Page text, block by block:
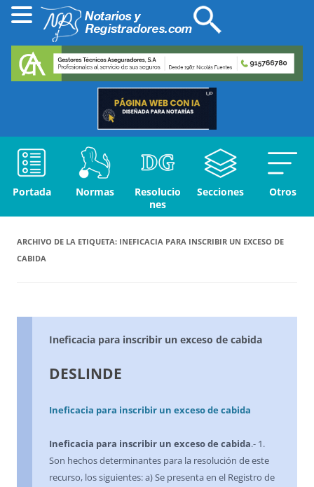
Portada Normas
Resolucio
nes
Secciones Otros
ARCHIVO DE LA ETIQUETA: INEFICACIA PARA INSCRIBIR UN EXCESO DE
CABIDA
Ineficacia para inscribir un exceso de cabida
DESLINDE
Ineficacia para inscribir un exceso de cabida
Ineficacia para inscribir un exceso de cabida.- 1.
Son hechos determinantes para la resolución de este
recurso, los siguientes: a) Se presenta en el Registro de